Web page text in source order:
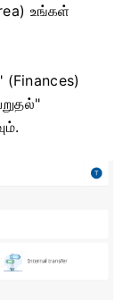
உங்கள்
(Finances)